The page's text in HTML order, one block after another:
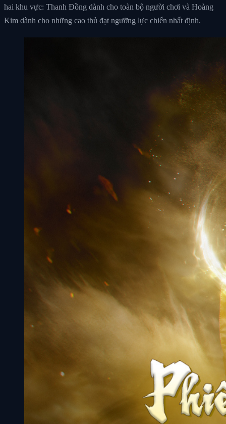
hai khu vực: Thanh Đồng dành cho toàn bộ người chơi và Hoàng
Kim dành cho những cao thủ đạt ngưỡng lực chiến nhất định.